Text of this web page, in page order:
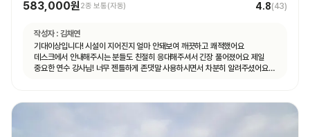
583,000원2종 보통(자동) 4.8(43)
작성자 : 김채연
기대이상입니다! 시설이 지어진지 얼마 안돼보여 깨끗하고 쾌적했어요
데스크에서 안내해주시는 분들도 친절히 응대해주셔서 긴장 풀어졌어요 제일
중요한 연수 강사님! 너무 젠틀하게 존댓말 사용하시면서 차분히 알려주셨어요